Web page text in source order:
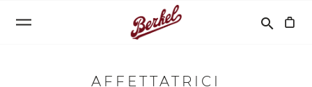
Cerca
search
AFFETTATRICI